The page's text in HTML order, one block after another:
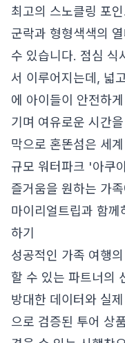
최고의 스노클링 포
군락과 형형색색의
수 있습니다. 점심 식
서 이루어지는데, 넓
에 아이들이 안전하
기며 여유로운 시간
막으로 혼똔섬은 세
규모 워터파크 '아쿠
즐거움을 원하는 가
마이리얼트립과 함
하기
성공적인 가족 여행
할 수 있는 파트너의
방대한 데이터와 실
으로 검증된 투어 상